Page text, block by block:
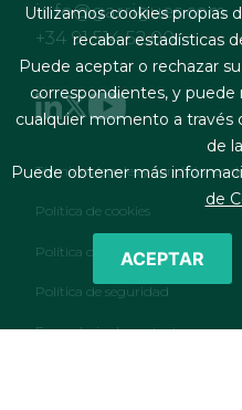
info@garrigues.com
+34 91 514 52 00
Footer
Términos legales y condiciones
Política de cookies
Política de privacidad
Política de seguridad
Formulario de contacto
Utilizamos cookies propias
recabar estadísticas
Puede aceptar o rechazar
correspondientes, y
cualquier momento a través
de
Puede obtener más
de
ACEPTAR